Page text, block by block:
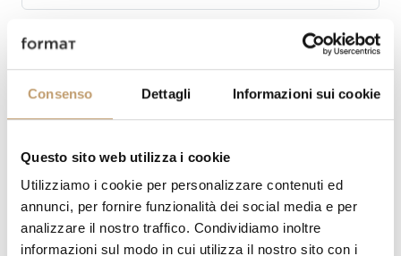
Consenso Dettagli Informazioni sui cookie
Questo sito web utilizza i cookie
Utilizziamo i cookie per personalizzare contenuti ed
annunci, per fornire funzionalità dei social media e per
analizzare il nostro traffico. Condividiamo inoltre
informazioni sul modo in cui utilizza il nostro sito con i
FINITION BASE :
FINITION PLATEAU: